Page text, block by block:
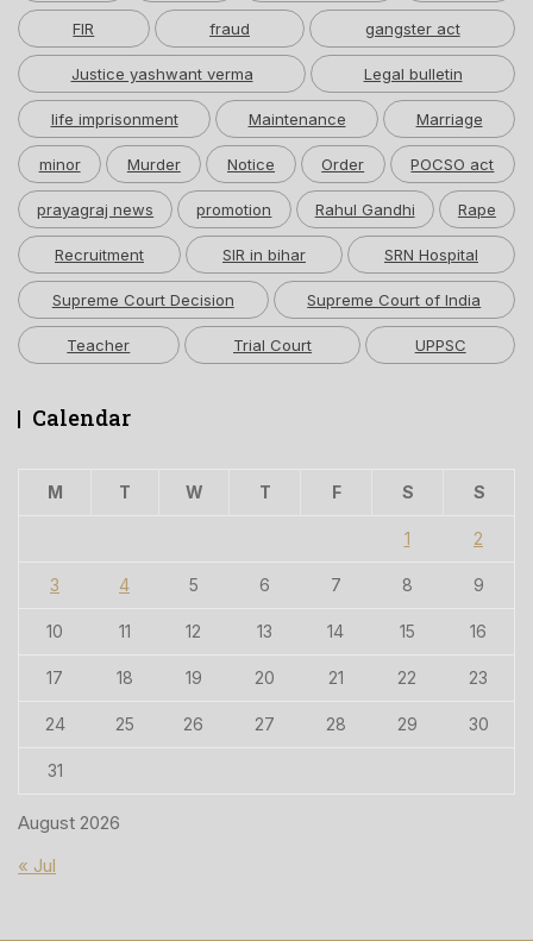
FIR fraud gangster act
Justice yashwant verma Legal bulletin
life imprisonment Maintenance Marriage
minor Murder Notice Order POCSO act
prayagraj news promotion Rahul Gandhi Rape
Recruitment SIR in bihar SRN Hospital
Supreme Court Decision Supreme Court of India
Teacher Trial Court UPPSC
Calendar
August 2026
M T W T F S S
1 2
3 4 5 6 7 8 9
10 11 12 13 14 15 16
17 18 19 20 21 22 23
24 25 26 27 28 29 30
31
« Jul